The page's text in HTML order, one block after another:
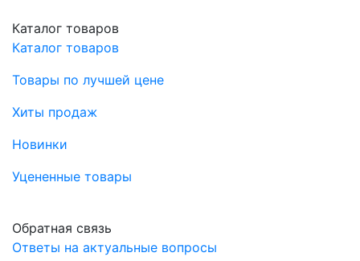
Каталог товаров
Каталог товаров
Товары по лучшей цене
Хиты продаж
Новинки
Уцененные товары
Обратная связь
Ответы на актуальные вопросы